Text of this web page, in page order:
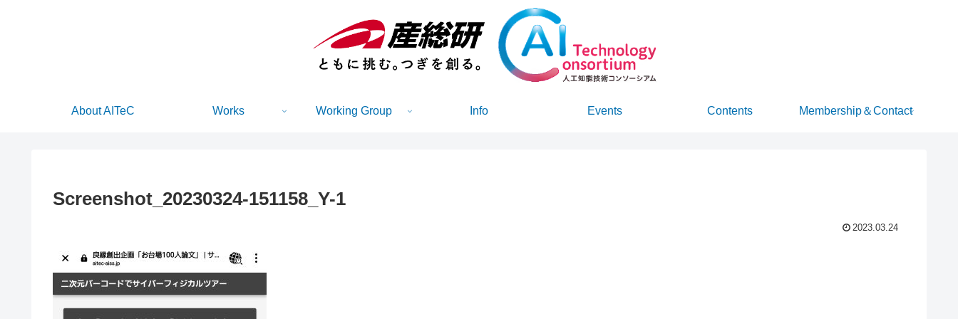
About AITeC Works Working Group Info Events Contents Membership＆Contact
Screenshot_20230324-151158_Y-1
2023.03.24